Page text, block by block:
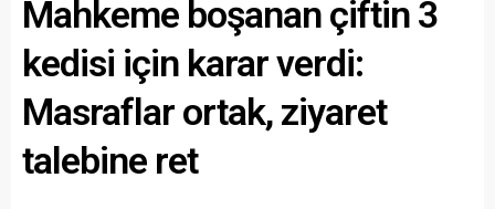
Mahkeme boşanan çiftin 3
kedisi için karar verdi:
Masraflar ortak, ziyaret
talebine ret